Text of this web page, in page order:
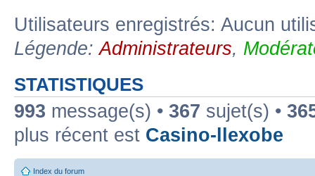
Utilisateurs enregistrés: Aucun
Légende:Administrateurs,
STATISTIQUES
993 message(s) • 367 sujet(s) •
plus récent est Casino-llexobe
Index du forum